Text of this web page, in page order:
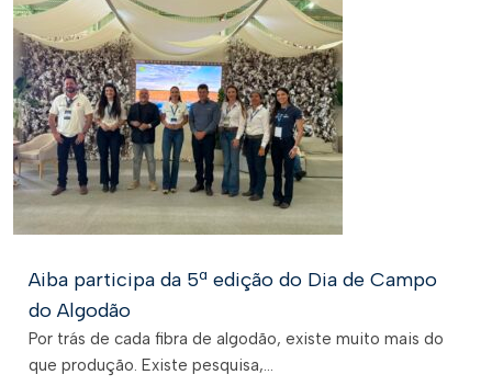
Aiba participa da 5ª edição do Dia de Campo
do Algodão
Por trás de cada fibra de algodão, existe muito mais do
que produção. Existe pesquisa,...